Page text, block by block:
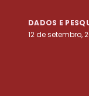
DADOS E
12 de setembro,